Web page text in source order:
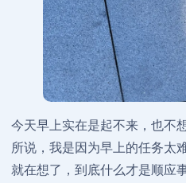
今天早上实在是起不来，也不
所说，我是因为早上的任务太
就在想了，到底什么才是顺应